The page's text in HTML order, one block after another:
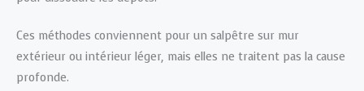
Ces méthodes conviennent pour un salpêtre sur mur
extérieur ou intérieur léger, mais elles ne traitent pas la cause
profonde.